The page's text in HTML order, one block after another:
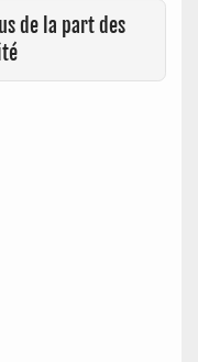
de la part des